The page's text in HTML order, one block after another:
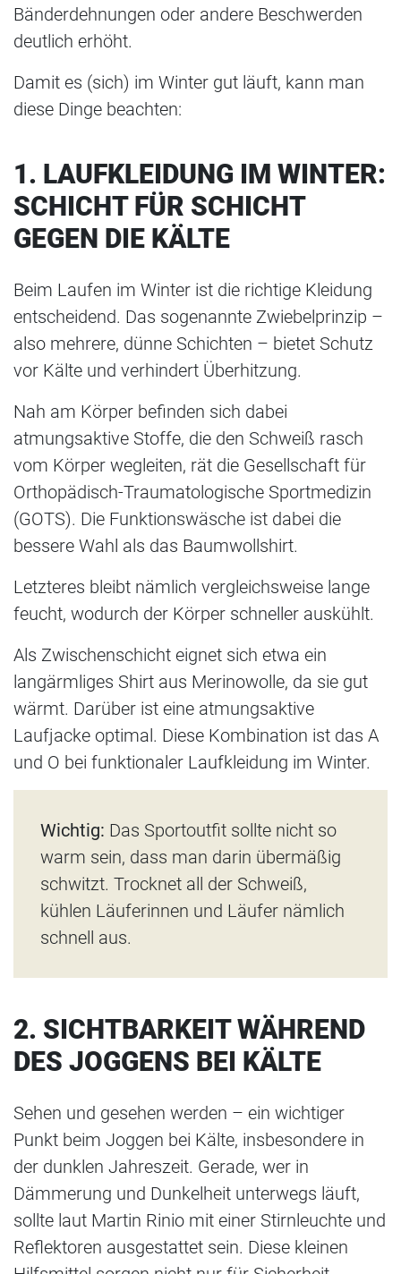
Bänderdehnungen oder andere Beschwerden
deutlich erhöht.
Damit es (sich) im Winter gut läuft, kann man
diese Dinge beachten:
1. LAUFKLEIDUNG IM WINTER:
SCHICHT FÜR SCHICHT
GEGEN DIE KÄLTE
Beim Laufen im Winter ist die richtige Kleidung
entscheidend. Das sogenannte Zwiebelprinzip –
also mehrere, dünne Schichten – bietet Schutz
vor Kälte und verhindert Überhitzung.
Nah am Körper befinden sich dabei
atmungsaktive Stoffe, die den Schweiß rasch
vom Körper wegleiten, rät die Gesellschaft für
Orthopädisch-Traumatologische Sportmedizin
(GOTS). Die Funktionswäsche ist dabei die
bessere Wahl als das Baumwollshirt.
Letzteres bleibt nämlich vergleichsweise lange
feucht, wodurch der Körper schneller auskühlt.
Als Zwischenschicht eignet sich etwa ein
langärmliges Shirt aus Merinowolle, da sie gut
wärmt. Darüber ist eine atmungsaktive
Laufjacke optimal. Diese Kombination ist das A
und O bei funktionaler Laufkleidung im Winter.
Wichtig: Das Sportoutfit sollte nicht so
warm sein, dass man darin übermäßig
schwitzt. Trocknet all der Schweiß,
kühlen Läuferinnen und Läufer nämlich
schnell aus.
2. SICHTBARKEIT WÄHREND
DES JOGGENS BEI KÄLTE
Sehen und gesehen werden – ein wichtiger
Punkt beim Joggen bei Kälte, insbesondere in
der dunklen Jahreszeit. Gerade, wer in
Dämmerung und Dunkelheit unterwegs läuft,
sollte laut Martin Rinio mit einer Stirnleuchte und
Reflektoren ausgestattet sein. Diese kleinen